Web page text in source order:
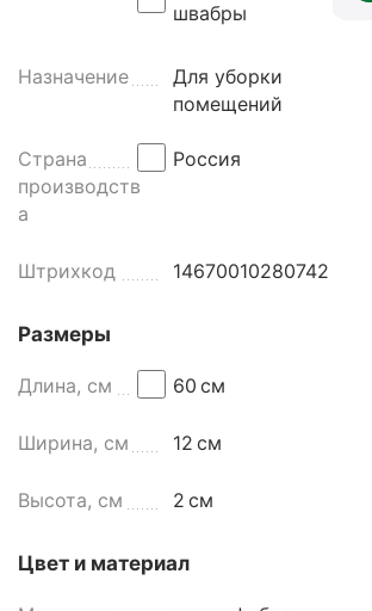
швабры
Назначение
Для уборки
помещений
Страна
производств
а
Россия
Штрихкод 14670010280742
Размеры
Длина, см 60 см
Ширина, см 12 см
Высота, см 2 см
Цвет и материал